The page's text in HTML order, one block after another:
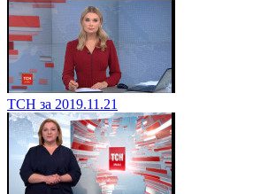
ТСН за 2019.11.21